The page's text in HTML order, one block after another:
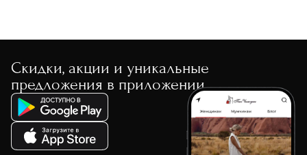
Скидки, акции и уникальные
предложения в приложении